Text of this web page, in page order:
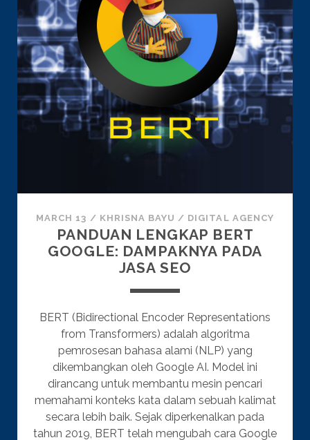
MARCH 13 / KHRISNA BAYU / DIGITAL AGENCY
PANDUAN LENGKAP BERT
GOOGLE: DAMPAKNYA PADA
JASA SEO
BERT (Bidirectional Encoder Representations
from Transformers) adalah algoritma
pemrosesan bahasa alami (NLP) yang
dikembangkan oleh Google AI. Model ini
dirancang untuk membantu mesin pencari
memahami konteks kata dalam sebuah kalimat
secara lebih baik. Sejak diperkenalkan pada
tahun 2019, BERT telah mengubah cara Google